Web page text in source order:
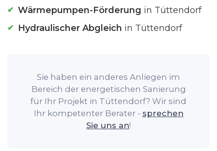
Wärmepumpen-Förderung in Tüttendorf
Hydraulischer Abgleich in Tüttendorf
Sie haben ein anderes Anliegen im
Bereich der energetischen Sanierung
für Ihr Projekt in Tüttendorf? Wir sind
Ihr kompetenter Berater - sprechen
Sie uns an!